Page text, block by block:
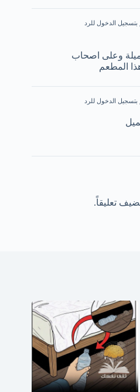
بتسجيل الدخول للرد
وعلى اصحاب
المطعم
بتسجيل الدخول للرد
تعليقاً.